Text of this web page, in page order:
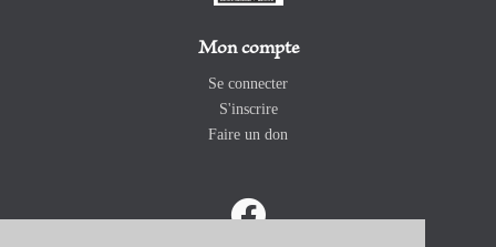
Mon compte
Se connecter
S'inscrire
Faire un don